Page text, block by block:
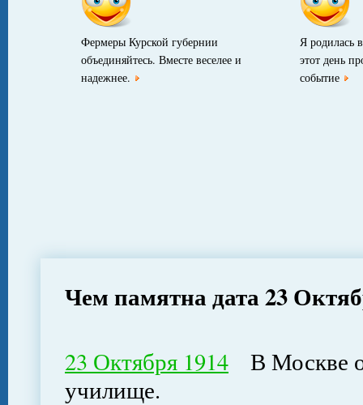
Фермеры Курской губернии
объединяйтесь. Вместе веселее и
надежнее.
Я родилась
этот день
событие
Чем памятна дата 23
23 Октября 1914 В Москве
училище.